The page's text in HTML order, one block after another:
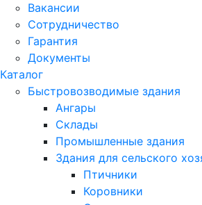
Вакансии
Сотрудничество
Гарантия
Документы
Каталог
Быстровозводимые здания
Ангары
Склады
Промышленные здания
Здания для сельского
Птичники
Коровники